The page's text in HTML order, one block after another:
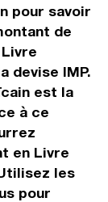
pour savoir
de
devise IMP.
est la
à ce
en Livre
les
pour